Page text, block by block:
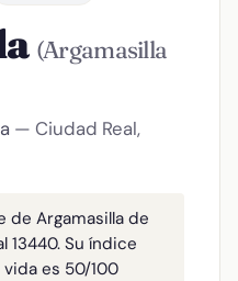
(Argamasilla
— Ciudad Real,
de Argamasilla de
13440. Su índice
es 50/100